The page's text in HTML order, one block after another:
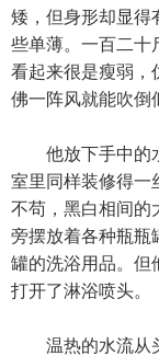
矮，但身形却显得
些单薄。一百二十
看起来很是瘦弱，
佛一阵风就能吹倒
他放下手中的水
室里同样装修得一
不苟，黑白相间的
旁摆放着各种瓶瓶
罐的洗浴用品。但
打开了淋浴喷头。
温热的水流从头